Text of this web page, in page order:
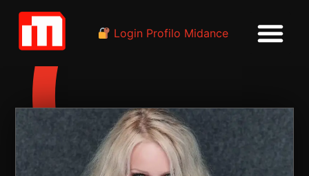
Login Profilo Midance